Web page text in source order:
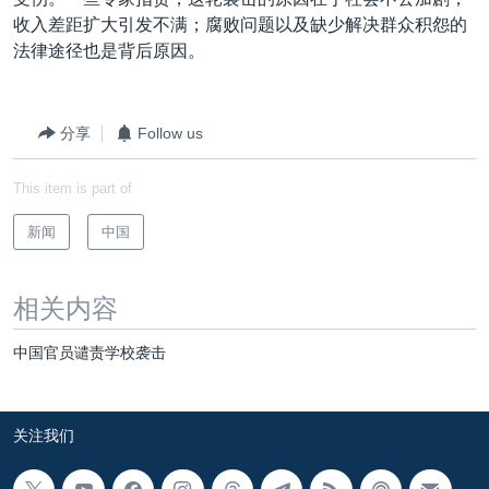
到
欧洲
非洲
全球议题
科教·文娱·体健
军事
环境
白宫要闻
国会报道
美国建国250周年
埃博拉疫情
重要讲话与声明
南中国海争端
关注西藏
GEN Z 看美国
VOA视频
VOA今日焦点
关注我们
其他语言网站
收入差距扩大引发不满；腐败问题以及缺少解决群众积怨的
法律途径也是背后原因。
分享 Follow us
This item is part of
新闻 中国
相关内容
中国官员谴责学校袭击
关注我们